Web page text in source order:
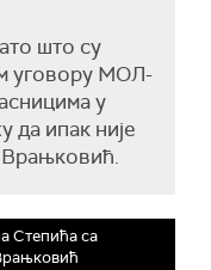
што су
уговору МОЛ-
у
да ипак није
Степића са